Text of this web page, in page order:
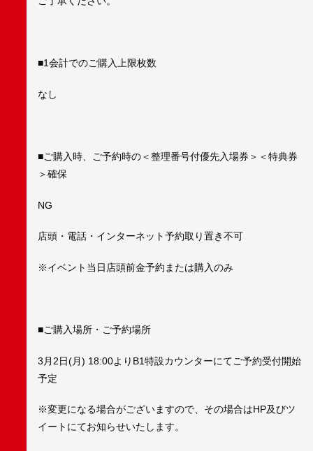
■1会計でのご購入上限枚数
なし
■ご購入時、ご予約時の＜整理番号付優先入場券＞＜特典券
＞確保
NG
店頭・電話・インターネット予約取り置き不可
※イベント当日店頭前金予約または購入のみ
■ご購入場所・ご予約場所
3月2日(月) 18:00よりB1特設カウンターにてご予約受付開始
予定
※変更になる場合がございますので、その場合はHP及びツ
イートにてお知らせいたします。